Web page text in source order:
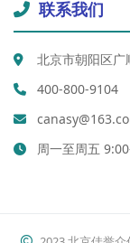
联系我们
北京市朝阳区
400-800-9104
周一至周五